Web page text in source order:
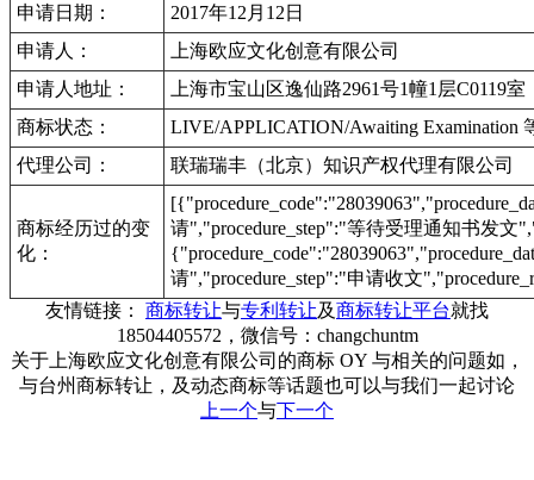
申请日期：
2017年12月12日
申请人：
上海欧应文化创意有限公司
申请人地址：
上海市宝山区逸仙路2961号1幢1层C0119室
商标状态：
LIVE/APPLICATION/Awaiting Examination
代理公司：
联瑞瑞丰（北京）知识产权代理有限公司
商标经历过的变
化：
请","procedure_step":"等待受理通知书发文
请","procedure_step":"申请收文
友情链接： 商标转让与专利转让及商标转让平台就找
18504405572，微信号：changchuntm
关于上海欧应文化创意有限公司的商标 OY 与相关的问题如，
与台州商标转让，及动态商标等话题也可以与我们一起讨论
上一个与下一个